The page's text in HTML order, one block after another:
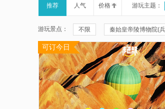
有
6
模
块,
按
下
Tab
键
推荐 人气 价格 游玩主题：
游玩景点： 不限 秦始皇帝陵博物院(
秦兵马俑三号坑遗址 华清
兴坪古镇 秦兵马俑二号坑
珠海大剧院 周庄 云
福建土楼(南靖)云水谣景区-怀远
可订今日